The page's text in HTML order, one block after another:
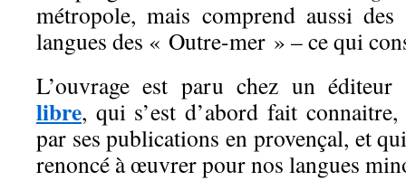
métropole, mais comprend aussi
langues des « Outre-mer » – ce qui
L’ouvrage est paru chez un éditeur
libre, qui s’est d’abord fait
par ses publications en provençal, et
renoncé à œuvrer pour nos langues